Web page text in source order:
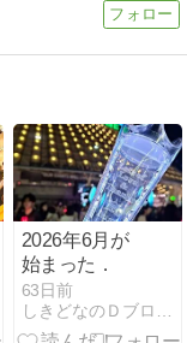
2026年6月が
始まった．
63日前